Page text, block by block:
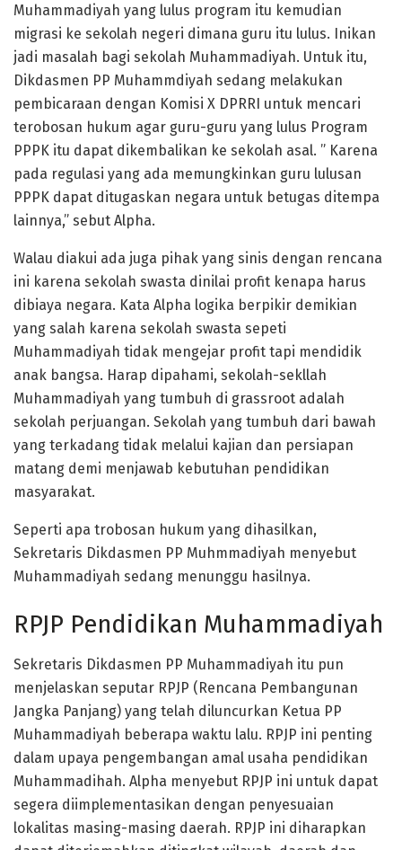
Muhammadiyah yang lulus program itu kemudian
migrasi ke sekolah negeri dimana guru itu lulus. Inikan
jadi masalah bagi sekolah Muhammadiyah. Untuk itu,
Dikdasmen PP Muhammdiyah sedang melakukan
pembicaraan dengan Komisi X DPRRI untuk mencari
terobosan hukum agar guru-guru yang lulus Program
PPPK itu dapat dikembalikan ke sekolah asal. ” Karena
pada regulasi yang ada memungkinkan guru lulusan
PPPK dapat ditugaskan negara untuk betugas ditempa
lainnya,” sebut Alpha.
Walau diakui ada juga pihak yang sinis dengan rencana
ini karena sekolah swasta dinilai profit kenapa harus
dibiaya negara. Kata Alpha logika berpikir demikian
yang salah karena sekolah swasta sepeti
Muhammadiyah tidak mengejar profit tapi mendidik
anak bangsa. Harap dipahami, sekolah-sekllah
Muhammadiyah yang tumbuh di grassroot adalah
sekolah perjuangan. Sekolah yang tumbuh dari bawah
yang terkadang tidak melalui kajian dan persiapan
matang demi menjawab kebutuhan pendidikan
masyarakat.
Seperti apa trobosan hukum yang dihasilkan,
Sekretaris Dikdasmen PP Muhmmadiyah menyebut
Muhammadiyah sedang menunggu hasilnya.
RPJP Pendidikan Muhammadiyah
Sekretaris Dikdasmen PP Muhammadiyah itu pun
menjelaskan seputar RPJP (Rencana Pembangunan
Jangka Panjang) yang telah diluncurkan Ketua PP
Muhammadiyah beberapa waktu lalu. RPJP ini penting
dalam upaya pengembangan amal usaha pendidikan
Muhammadihah. Alpha menyebut RPJP ini untuk dapat
segera diimplementasikan dengan penyesuaian
lokalitas masing-masing daerah. RPJP ini diharapkan